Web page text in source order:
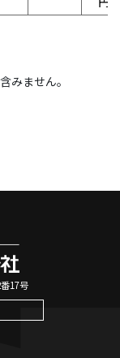
ません。
17号